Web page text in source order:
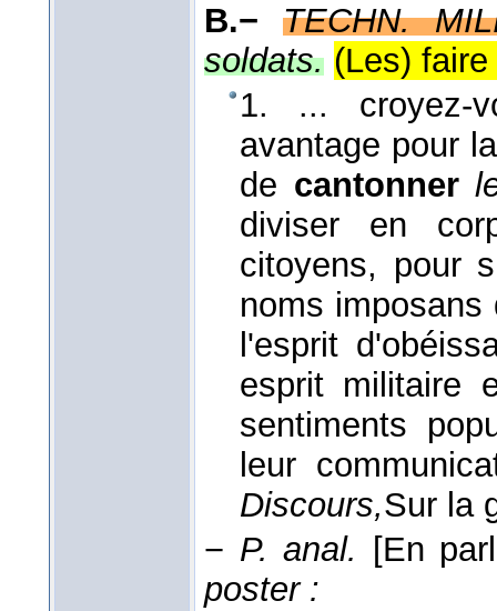
B.−
TECHN.
soldats. (Les)
1. ... croyez-
avantage pour
de cantonner
diviser en
citoyens, pour
noms imposans
l'esprit
esprit militaire
sentiments
leur
Discours,Sur la
− P. anal.
[En
poster :